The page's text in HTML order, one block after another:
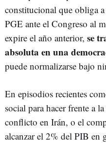
constitucional que obliga
PGE ante el Congreso al
expire el año anterior, se
absoluta en una
puede normalizarse bajo
En episodios recientes
social para hacer frente a
conflicto en Irán, o el
alcanzar el 2% del PIB en